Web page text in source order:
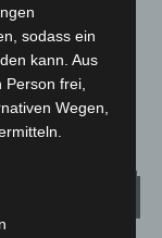
sodass ein
kann. Aus
frei,
Wegen,